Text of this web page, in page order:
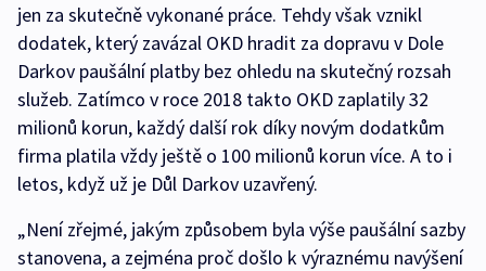
jen za skutečně vykonané práce. Tehdy však vznikl
dodatek, který zavázal OKD hradit za dopravu v Dole
Darkov paušální platby bez ohledu na skutečný rozsah
služeb. Zatímco v roce 2018 takto OKD zaplatily 32
milionů korun, každý další rok díky novým dodatkům
firma platila vždy ještě o 100 milionů korun více. A to i
letos, když už je Důl Darkov uzavřený.
„Není zřejmé, jakým způsobem byla výše paušální sazby
stanovena, a zejména proč došlo k výraznému navýšení